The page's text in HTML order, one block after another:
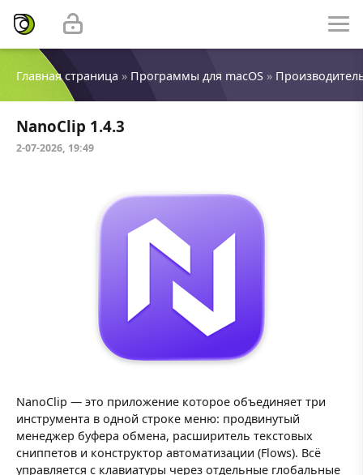
Главная страница » Программы для macOS »
NanoClip 1.4.3
2-07-2026, 19:49
NanoClip — это приложение которое объединяет три
инструмента в одной строке меню: продвинутый
менеджер буфера обмена, расширитель текстовых
сниппетов и конструктор автоматизации (Flows). Всё
управляется с клавиатуры через отдельные глобальные